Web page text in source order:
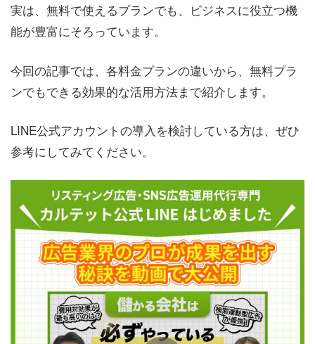
実は、無料で使えるプランでも、ビジネスに役立つ機
能が豊富にそろっています。
今回の記事では、各料金プランの違いから、無料プラ
ンでもできる効果的な活用方法まで紹介します。
LINE公式アカウントの導入を検討している方は、ぜひ
参考にしてみてください。